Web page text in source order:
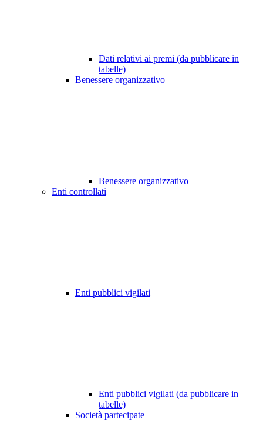
Dati relativi ai premi (da pubblicare in
tabelle)
Benessere organizzativo
Benessere organizzativo
Enti controllati
Enti pubblici vigilati
Enti pubblici vigilati (da pubblicare in
tabelle)
Società partecipate